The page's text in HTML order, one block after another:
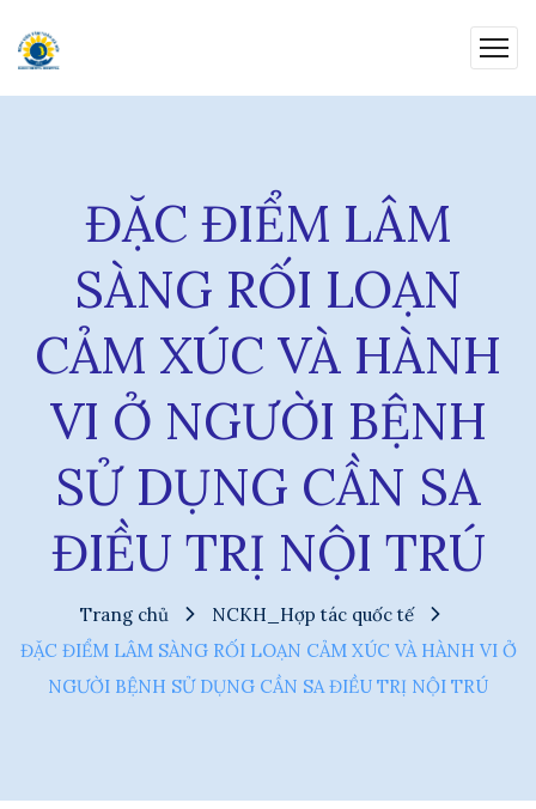
ĐẶC ĐIỂM LÂM
SÀNG RỐI LOẠN
CẢM XÚC VÀ HÀNH
VI Ở NGƯỜI BỆNH
SỬ DỤNG CẦN SA
ĐIỀU TRỊ NỘI TRÚ
Trang chủ
NCKH_Hợp tác quốc tế
ĐẶC ĐIỂM LÂM SÀNG RỐI LOẠN CẢM XÚC VÀ HÀNH VI Ở
NGƯỜI BỆNH SỬ DỤNG CẦN SA ĐIỀU TRỊ NỘI TRÚ